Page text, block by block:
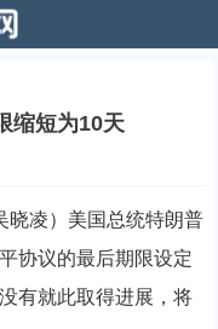
缩短为10天
凌）美国总统特朗普
协议的最后期限设定
有就此取得进展，将